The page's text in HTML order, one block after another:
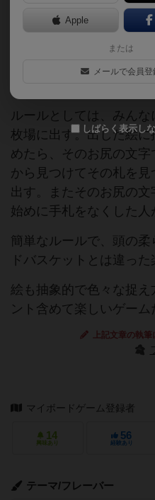
観察力や発想力で手
ルタイムしりとりゲ
ゴチャゴチャした絵を
札を出していくリアル
ルールとしては、みん
枚場に出す。出した絵
めたら、そのお尻の文
から見つけてその札を
出す。またそのお尻の
始めに手札をなくした人
簡単なルールで、頭の
ドバスケットとは違っ
絵も抽象的で色々な捉
ント含めて楽しいゲーム
上記文章の執
マイボードゲーム登録者
14
興味あり
56
経験あり
テーマ/フレーバー
Apple
または
メールで会員登
しばらく表示し